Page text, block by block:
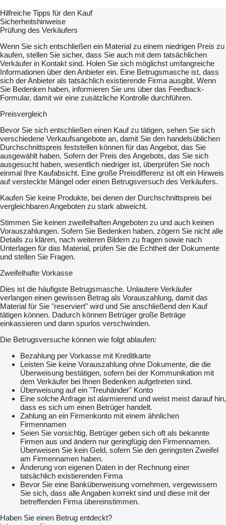
Hilfreiche Tipps für den Kauf
Sicherheitshinweise
Prüfung des Verkäufers
Wenn Sie sich entschließen ein Material zu einem niedrigen Preis zu
kaufen, stellen Sie sicher, dass Sie auch mit dem tatsächlichen
Verkäufer in Kontakt sind. Holen Sie sich möglichst umfangreiche
Informationen über den Anbieter ein. Eine Betrugsmasche ist, dass
sich der Anbieter als tatsächlich existierende Firma ausgibt. Wenn
Sie Bedenken haben, informieren Sie uns über das Feedback-
Formular, damit wir eine zusätzliche Kontrolle durchführen.
Preisvergleich
Bevor Sie sich entschließen einen Kauf zu tätigen, sehen Sie sich
verschiedene Verkaufsangebote an, damit Sie den handelsüblichen
Durchschnittspreis feststellen können für das Angebot, das Sie
ausgewählt haben. Sofern der Preis des Angebots, das Sie sich
ausgesucht haben, wesentlich niedriger ist, überprüfen Sie noch
einmal Ihre Kaufabsicht. Eine große Preisdifferenz ist oft ein Hinweis
auf versteckte Mängel oder einen Betrugsversuch des Verkäufers.
Kaufen Sie keine Produkte, bei denen der Durchschnittspreis bei
vergleichbaren Angeboten zu stark abweicht.
Stimmen Sie keinen zweifelhaften Angeboten zu und auch keinen
Vorauszahlungen. Sofern Sie Bedenken haben, zögern Sie nicht alle
Details zu klären, nach weiteren Bildern zu fragen sowie nach
Unterlagen für das Material, prüfen Sie die Echtheit der Dokumente
und stellen Sie Fragen.
Zweifelhafte Vorkasse
Dies ist die häufigste Betrugsmasche. Unlautere Verkäufer
verlangen einen gewissen Betrag als Vorauszahlung, damit das
Material für Sie "reserviert" wird und Sie anschließend den Kauf
tätigen können. Dadurch können Betrüger große Beträge
einkassieren und dann spurlos verschwinden.
Die Betrugsversuche können wie folgt ablaufen:
Bezahlung per Vorkasse mit Kreditkarte
Leisten Sie keine Vorauszahlung ohne Dokumente, die die
Überweisung bestätigen, sofern bei der Kommunikation mit
dem Verkäufer bei Ihnen Bedenken aufgetreten sind.
Überweisung auf ein "Treuhänder" Konto
Eine solche Anfrage ist alarmierend und weist meist darauf hin,
dass es sich um einen Betrüger handelt.
Zahlung an ein Firmenkonto mit einem ähnlichen
Firmennamen
Seien Sie vorsichtig, Betrüger geben sich oft als bekannte
Firmen aus und ändern nur geringfügig den Firmennamen.
Überweisen Sie kein Geld, sofern Sie den geringsten Zweifel
am Firmennamen haben.
Änderung von eigenen Daten in der Rechnung einer
tatsächlich existierenden Firma
Bevor Sie eine Banküberweisung vornehmen, vergewissern
Sie sich, dass alle Angaben korrekt sind und diese mit der
betreffenden Firma übereinstimmen.
Haben Sie einen Betrug entdeckt?